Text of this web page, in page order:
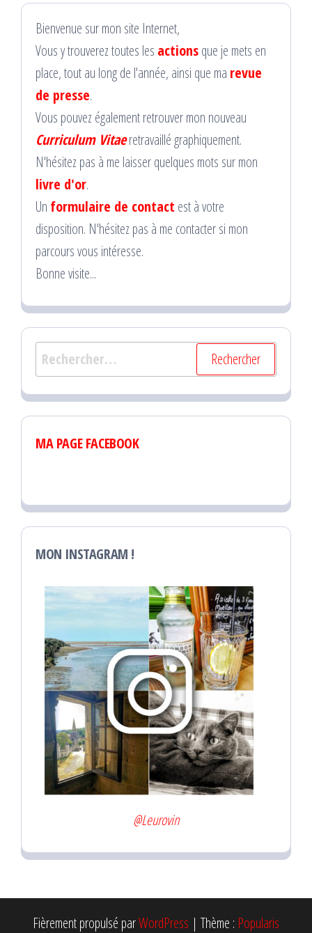
Bienvenue sur mon site Internet,
Vous y trouverez toutes les actionsque je mets en
place, tout au long de l'année, ainsi que ma revue
de presse.
Vous pouvez également retrouver mon nouveau
Curriculum Vitaeretravaillé graphiquement.
N'hésitez pas à me laisser quelques mots sur mon
livre d'or.
Un formulaire de contact est à votre
disposition. N'hésitez pas à me contacter si mon
parcours vous intéresse.
Bonne visite...
Rechercher :
MA PAGE FACEBOOK
MON INSTAGRAM !
@Leurovin
Fièrement propulsé parWordPress | Thème : Popularis